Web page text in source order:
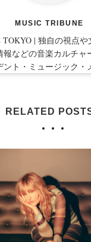
MUSIC TRIBUNE
| 独自の視点
報などの音楽カルチャ
ント・ミュージック・
RELATED